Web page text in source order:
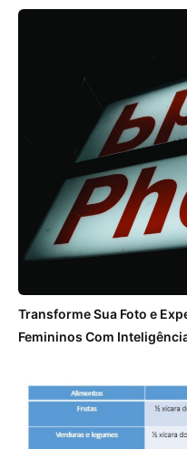
Transforme Sua Foto e
Femininos Com